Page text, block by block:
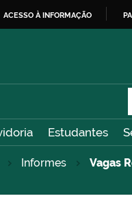
ACESSO À INFORMAÇÃO
Estudantes
Informes
Vagas